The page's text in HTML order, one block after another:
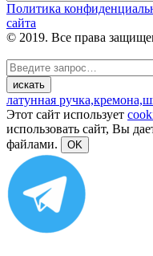
Политика
сайта
© 2019. Все права
латунная ручка,кремона,
Этот сайт использует
использовать сайт, Вы
файлами.
OK